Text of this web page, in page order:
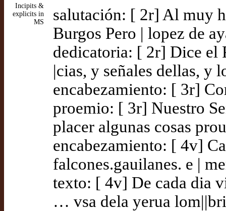
Incipits &
explicits in
MS
salutación: [ 2r] Al muy
Burgos Pero | lopez de
dedicatoria: [ 2r] Dice el
|cias, y señales dellas, y
encabezamiento: [ 3r]
proemio: [ 3r] Nuestro
placer algunas cosas
encabezamiento: [ 4v]
falcones.gauilanes. e |
texto: [ 4v] De cada dia
… vsa dela yerua